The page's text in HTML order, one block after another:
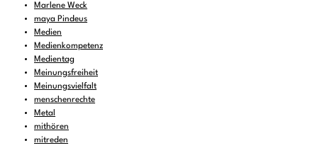
Marlene Weck
maya Pindeus
Medien
Medienkompetenz
Medientag
Meinungsfreiheit
Meinungsvielfalt
menschenrechte
Metal
mithören
mitreden